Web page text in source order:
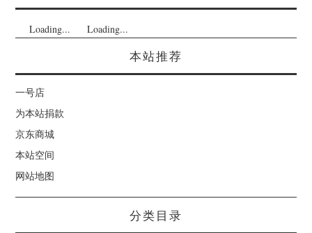
Loading... Loading...
本站推荐
一号店
为本站捐款
京东商城
本站空间
网站地图
分类目录